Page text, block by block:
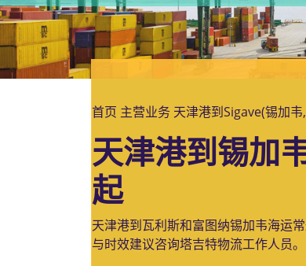
首页 主营业务 天津港到Sigave(锡加
天津港到锡加
起
天津港到瓦利斯和富图纳锡加韦海运
与时效建议咨询塔吉特物流工作人员。